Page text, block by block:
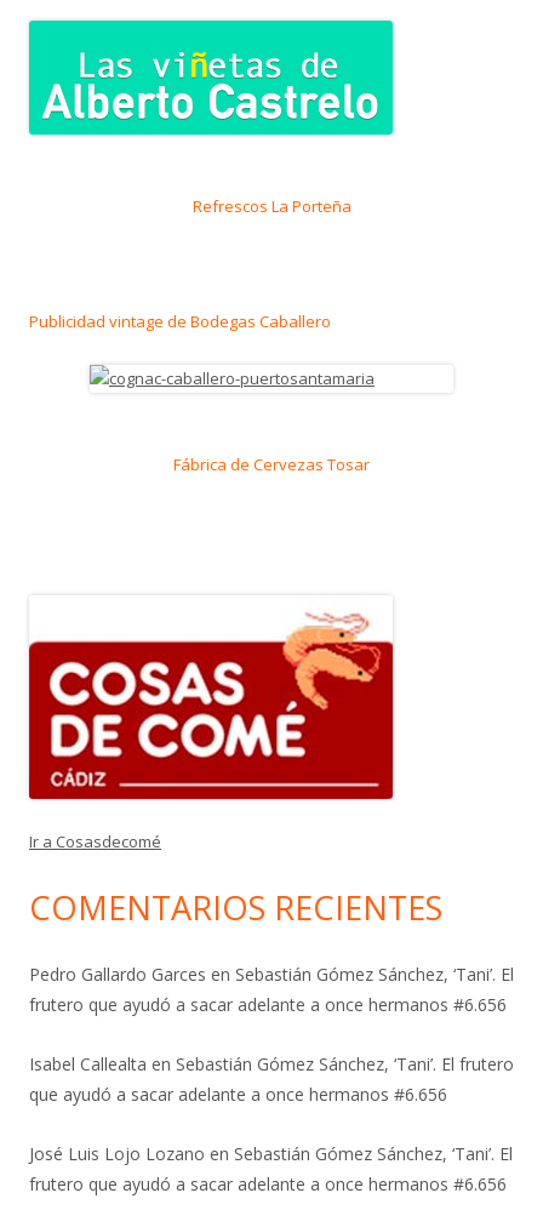
Refrescos La Porteña
Publicidad vintage de Bodegas Caballero
Fábrica de Cervezas Tosar
Ir a Cosasdecomé
COMENTARIOS RECIENTES
Pedro Gallardo Garces en Sebastián Gómez Sánchez, ‘Tani’. El
frutero que ayudó a sacar adelante a once hermanos #6.656
Isabel Callealta en Sebastián Gómez Sánchez, ‘Tani’. El frutero
que ayudó a sacar adelante a once hermanos #6.656
José Luis Lojo Lozano en Sebastián Gómez Sánchez, ‘Tani’. El
frutero que ayudó a sacar adelante a once hermanos #6.656